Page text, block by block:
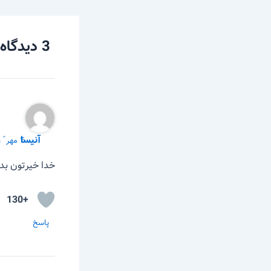
3 دیدگاه دربارهٔ «کاغذ پی اچ چیست؟»
آنیسا
۴ مهر ّ ۱۳۹۹ در ۸:۲۷ ب٫ظ
خدا خیرتون
+130
پاسخ